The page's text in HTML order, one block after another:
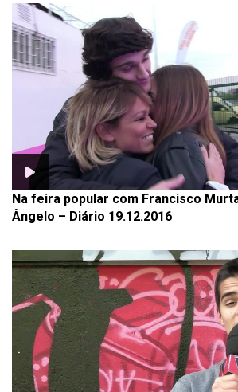
Na feira popular com Francisco
Ângelo – Diário 19.12.2016